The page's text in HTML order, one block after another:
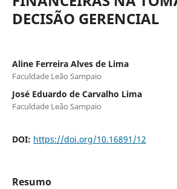
DECISÃO GERENCIAL
Aline Ferreira Alves de Lima
Faculdade Leão Sampaio
José Eduardo de Carvalho Lima
Faculdade Leão Sampaio
DOI: https://doi.org/10.16891/12
Resumo